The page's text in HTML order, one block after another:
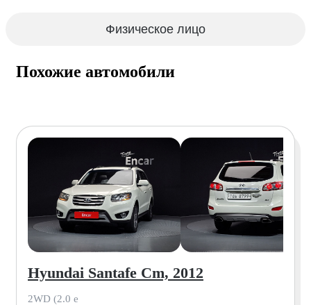
Физическое лицо
Похожие автомобили
Hyundai Santafe Cm, 2012
2WD (2.0 e